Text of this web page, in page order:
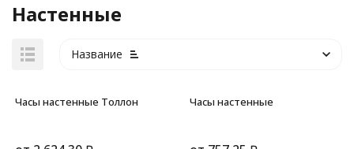
Настенные
Название
Часы настенные Толлон Часы настенные